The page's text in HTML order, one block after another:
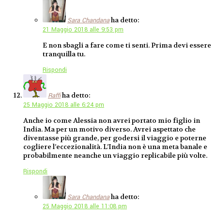
Sara Chandanaha detto:
21 Maggio 2018 alle 9:53 pm
E non sbagli a fare come ti senti. Prima devi essere
tranquilla tu.
Rispondi
Raffiha detto:
25 Maggio 2018 alle 6:24 pm
Anche io come Alessia non avrei portato mio figlio in
India. Ma per un motivo diverso. Avrei aspettato che
diventasse più grande, per godersi il viaggio e poterne
cogliere l’eccezionalità. L’India non è una meta banale e
probabilmente neanche un viaggio replicabile più volte.
Rispondi
Sara Chandanaha detto:
25 Maggio 2018 alle 11:08 pm